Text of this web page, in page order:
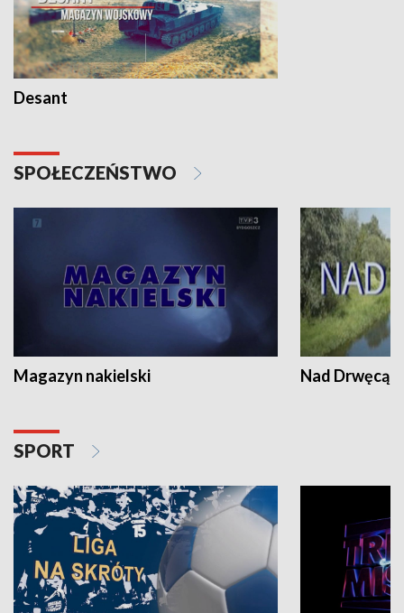
Desant
SPOŁECZEŃSTWO
Magazyn nakielski Nad Drwęcą
SPORT